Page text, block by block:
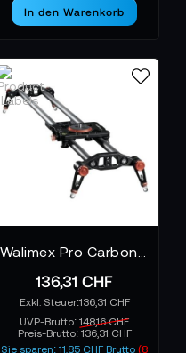
In den Warenkorb
136,31 CHF
136,31 CHF
UVP-Brutto:148,16 CHF
Preis-Brutto: 136,31 CHF
Sie sparen: 11,85 CHF Brutto(8